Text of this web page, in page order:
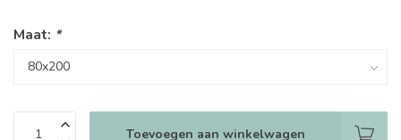
Maat: *
Toevoegen aan winkelwagen